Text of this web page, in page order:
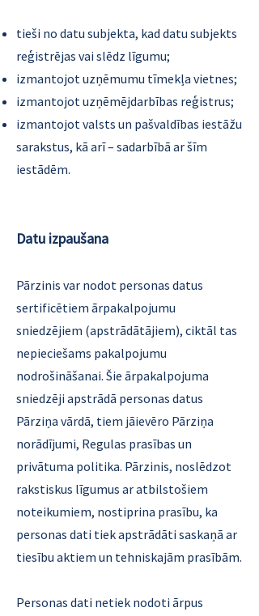
tieši no datu subjekta, kad datu subjekts
reģistrējas vai slēdz līgumu;
izmantojot uzņēmumu tīmekļa vietnes;
izmantojot uzņēmējdarbības reģistrus;
izmantojot valsts un pašvaldības iestāžu
sarakstus, kā arī – sadarbībā ar šīm
iestādēm.
Datu izpaušana
Pārzinis var nodot personas datus
sertificētiem ārpakalpojumu
sniedzējiem (apstrādātājiem), ciktāl tas
nepieciešams pakalpojumu
nodrošināšanai. Šie ārpakalpojuma
sniedzēji apstrādā personas datus
Pārziņa vārdā, tiem jāievēro Pārziņa
norādījumi, Regulas prasības un
privātuma politika. Pārzinis, noslēdzot
rakstiskus līgumus ar atbilstošiem
noteikumiem, nostiprina prasību, ka
personas dati tiek apstrādāti saskaņā ar
tiesību aktiem un tehniskajām prasībām.
Personas dati netiek nodoti ārpus